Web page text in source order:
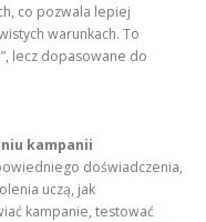
co pozwala lepiej
warunkach. To
lecz dopasowane do
kampanii
doświadczenia,
uczą, jak
kampanie, testować